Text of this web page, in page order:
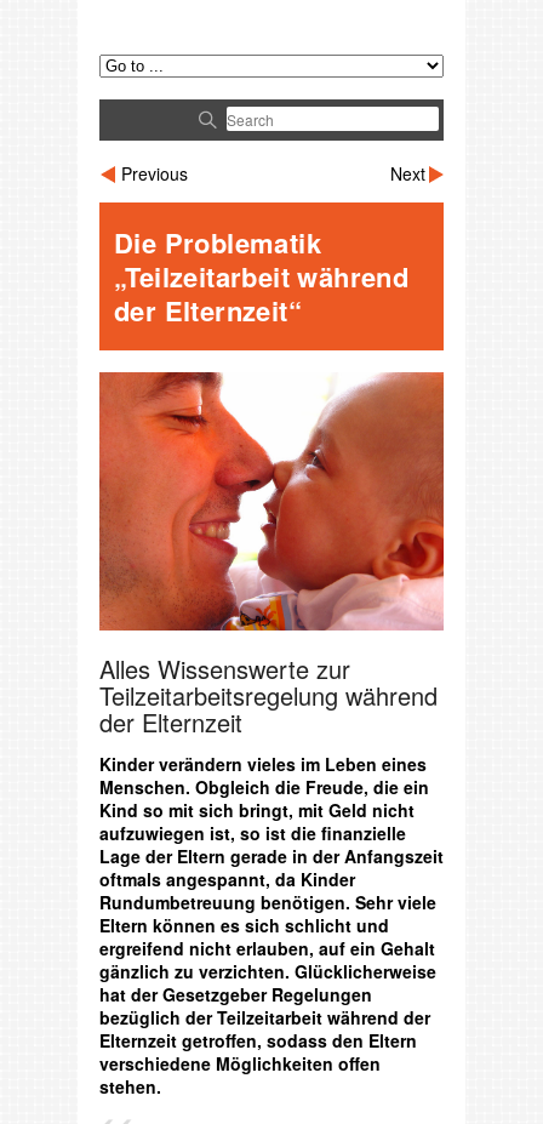
Previous Next
Die Problematik
„Teilzeitarbeit während
der Elternzeit“
Alles Wissenswerte zur
Teilzeitarbeitsregelung während
der Elternzeit
Kinder verändern vieles im Leben eines
Menschen. Obgleich die Freude, die ein
Kind so mit sich bringt, mit Geld nicht
aufzuwiegen ist, so ist die finanzielle
Lage der Eltern gerade in der Anfangszeit
oftmals angespannt, da Kinder
Rundumbetreuung benötigen. Sehr viele
Eltern können es sich schlicht und
ergreifend nicht erlauben, auf ein Gehalt
gänzlich zu verzichten. Glücklicherweise
hat der Gesetzgeber Regelungen
bezüglich der Teilzeitarbeit während der
Elternzeit getroffen, sodass den Eltern
verschiedene Möglichkeiten offen
stehen.